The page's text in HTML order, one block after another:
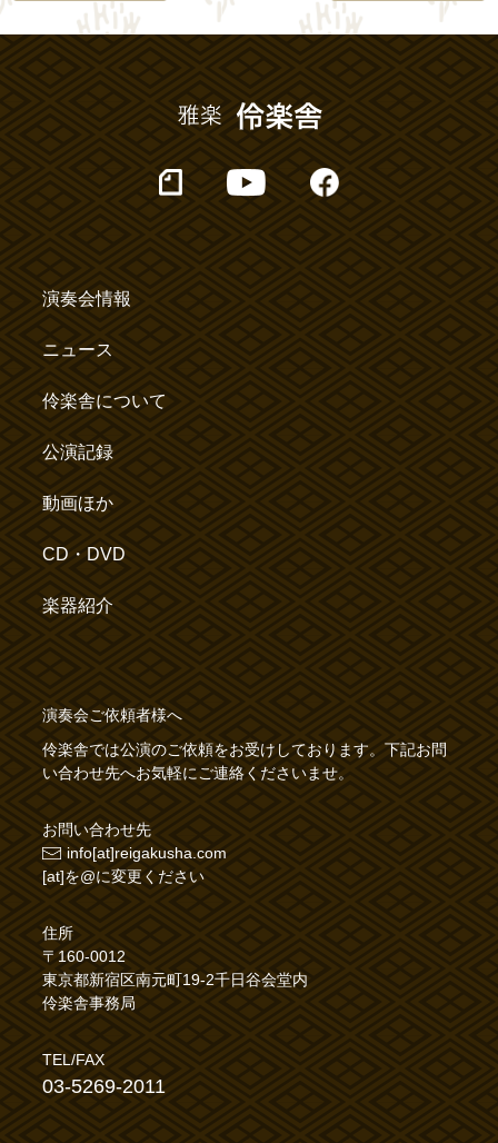
演奏会情報
ニュース
伶楽舎について
公演記録
動画ほか
CD・DVD
楽器紹介
演奏会ご依頼者様へ
伶楽舎では公演のご依頼をお受けしております。下記お問
い合わせ先へお気軽にご連絡くださいませ。
お問い合わせ先
info[at]reigakusha.com
[at]を@に変更ください
住所
〒160-0012
東京都新宿区南元町19-2千日谷会堂内
伶楽舎事務局
TEL/FAX
03-5269-2011